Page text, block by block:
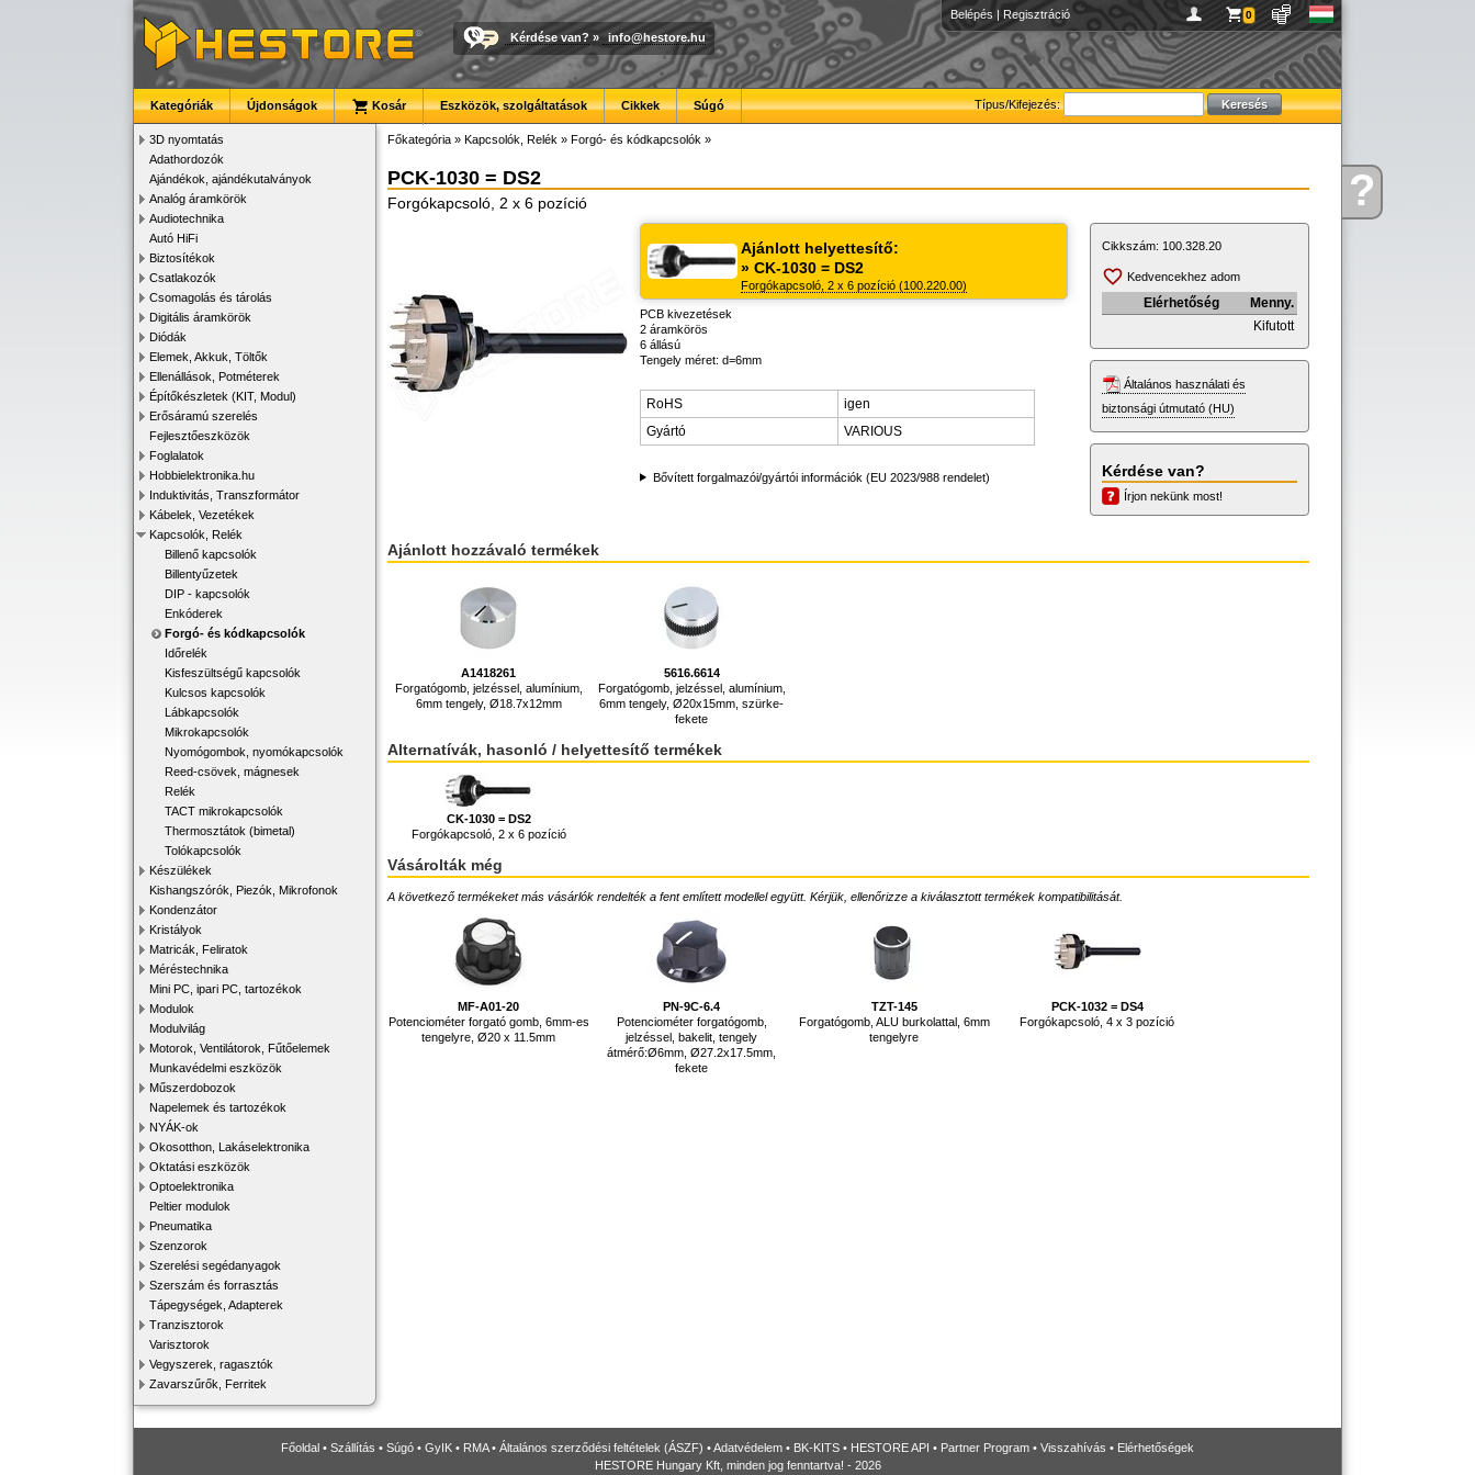
Kérdése?
Belépés | Regisztráció 0
Kérdése van? » info@hestore.hu
Típus/Kifejezés:
Kategóriák Újdonságok Kosár Eszközök, szolgáltatások Cikkek Súgó
3D nyomtatás
Adathordozók
Ajándékok, ajándékutalványok
Analóg áramkörök
Audiotechnika
Autó HiFi
Biztosítékok
Csatlakozók
Csomagolás és tárolás
Digitális áramkörök
Diódák
Elemek, Akkuk, Töltők
Ellenállások, Potméterek
Építőkészletek (KIT, Modul)
Erősáramú szerelés
Fejlesztőeszközök
Foglalatok
Hobbielektronika.hu
Induktivitás, Transzformátor
Kábelek, Vezetékek
Kapcsolók, Relék
Billenő kapcsolók
Billentyűzetek
DIP - kapcsolók
Enkóderek
Forgó- és kódkapcsolók
Időrelék
Kisfeszültségű kapcsolók
Kulcsos kapcsolók
Lábkapcsolók
Mikrokapcsolók
Nyomógombok, nyomókapcsolók
Reed-csövek, mágnesek
Relék
TACT mikrokapcsolók
Thermosztátok (bimetal)
Tolókapcsolók
Készülékek
Kishangszórók, Piezók, Mikrofonok
Kondenzátor
Kristályok
Matricák, Feliratok
Méréstechnika
Mini PC, ipari PC, tartozékok
Modulok
Modulvilág
Motorok, Ventilátorok, Fűtőelemek
Munkavédelmi eszközök
Műszerdobozok
Napelemek és tartozékok
NYÁK-ok
Okosotthon, Lakáselektronika
Oktatási eszközök
Optoelektronika
Peltier modulok
Pneumatika
Szenzorok
Szerelési segédanyagok
Szerszám és forrasztás
Tápegységek, Adapterek
Tranzisztorok
Varisztorok
Vegyszerek, ragasztók
Zavarszűrők, Ferritek
Főkategória » Kapcsolók, Relék » Forgó- és kódkapcsolók »
PCK-1030 = DS2
Forgókapcsoló, 2 x 6 pozíció
Ajánlott helyettesítő:
» CK-1030 = DS2
Forgókapcsoló, 2 x 6 pozíció (100.220.00)
PCB kivezetések
2 áramkörös
6 állású
Tengely méret: d=6mm
RoHS
igen
Gyártó
VARIOUS
Bővített forgalmazói/gyártói információk (EU 2023/988 rendelet)
Cikkszám: 100.328.20
Kedvencekhez adom
Elérhetőség
Menny.
Kifutott
Általános használati és
biztonsági útmutató (HU)
Kérdése van?
Írjon nekünk most!
Ajánlott hozzávaló termékek
A1418261
Forgatógomb, jelzéssel, alumínium,
6mm tengely, Ø18.7x12mm
5616.6614
Forgatógomb, jelzéssel, alumínium,
6mm tengely, Ø20x15mm, szürke-
fekete
Alternatívák, hasonló / helyettesítő termékek
CK-1030 = DS2
Forgókapcsoló, 2 x 6 pozíció
Vásárolták még
A következő termékeket más vásárlók rendelték a fent említett modellel együtt. Kérjük, ellenőrizze a kiválasztott termékek kompatibilitását.
MF-A01-20
Potenciométer forgató gomb, 6mm-es
tengelyre, Ø20 x 11.5mm
PN-9C-6.4
Potenciométer forgatógomb,
jelzéssel, bakelit, tengely
átmérő:Ø6mm, Ø27.2x17.5mm,
fekete
TZT-145
Forgatógomb, ALU burkolattal, 6mm
tengelyre
PCK-1032 = DS4
Forgókapcsoló, 4 x 3 pozíció
Főoldal • Szállítás • Súgó • GyIK • RMA• Általános szerződési feltételek (ÁSZF) •Adatvédelem • BK-KITS • HESTORE API • Partner Program • Visszahívás • Elérhetőségek
HESTORE Hungary Kft, minden jog fenntartva! - 2026